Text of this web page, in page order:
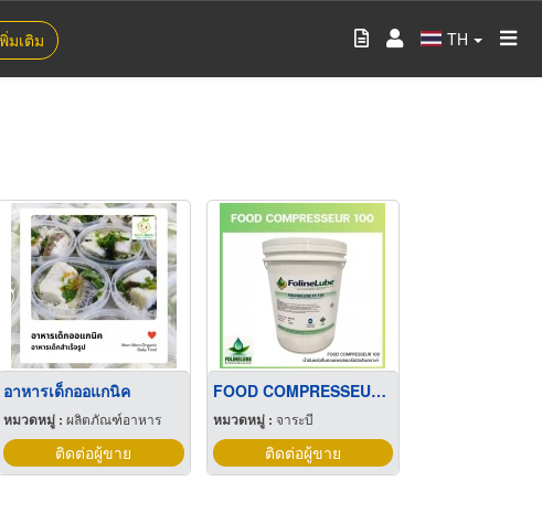
มเติม TH
อาหารเด็กออแกนิค
หมวดหมู่ : ผลิตภัณฑ์อาหาร
ติดต่อผู้ขาย
FOOD COMPRESSEUR 100 VACUUM PUMP 100
หมวดหมู่ : จาระบี
ติดต่อผู้ขาย